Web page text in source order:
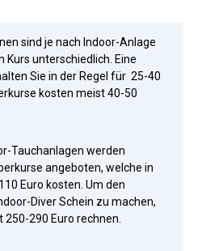
sind je nach Indoor-Anlage
Kurs unterschiedlich. Eine
Sie in der Regel für 25-40
kosten meist 40-50
Tauchanlagen werden
angeboten, welche in
Euro kosten. Um den
Diver Schein zu machen,
290 Euro rechnen.